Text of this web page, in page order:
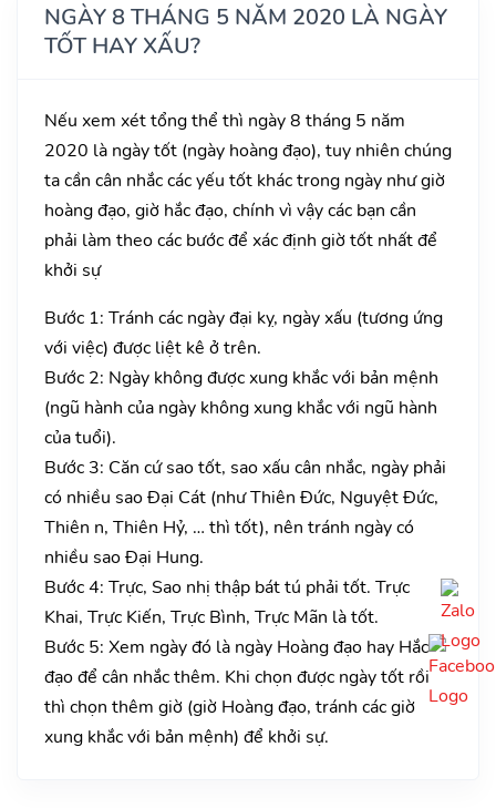
NGÀY 8 THÁNG 5 NĂM 2020 LÀ NGÀY
TỐT HAY XẤU?
Nếu xem xét tổng thể thì ngày 8 tháng 5 năm
2020 là ngày tốt (ngày hoàng đạo), tuy nhiên chúng
ta cần cân nhắc các yếu tốt khác trong ngày như giờ
hoàng đạo, giờ hắc đạo, chính vì vậy các bạn cần
phải làm theo các bước để xác định giờ tốt nhất để
khởi sự
Bước 1: Tránh các ngày đại kỵ, ngày xấu (tương ứng
với việc) được liệt kê ở trên.
Bước 2: Ngày không được xung khắc với bản mệnh
(ngũ hành của ngày không xung khắc với ngũ hành
của tuổi).
Bước 3: Căn cứ sao tốt, sao xấu cân nhắc, ngày phải
có nhiều sao Đại Cát (như Thiên Đức, Nguyệt Đức,
Thiên n, Thiên Hỷ, … thì tốt), nên tránh ngày có
nhiều sao Đại Hung.
Bước 4: Trực, Sao nhị thập bát tú phải tốt. Trực
Khai, Trực Kiến, Trực Bình, Trực Mãn là tốt.
Bước 5: Xem ngày đó là ngày Hoàng đạo hay Hắc
đạo để cân nhắc thêm. Khi chọn được ngày tốt rồi
thì chọn thêm giờ (giờ Hoàng đạo, tránh các giờ
xung khắc với bản mệnh) để khởi sự.